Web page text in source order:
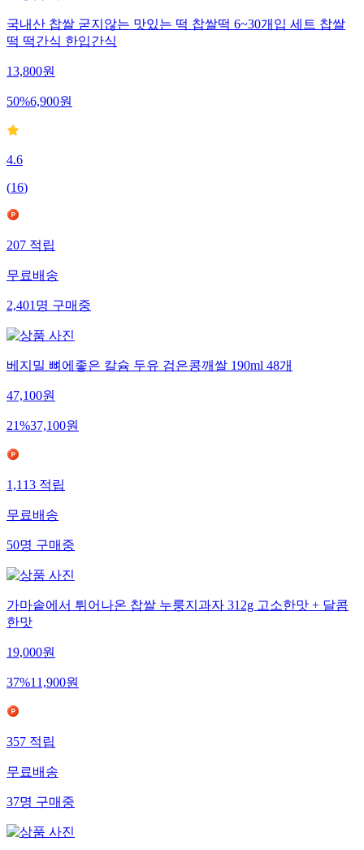
국내산 찹쌀 굳지않는 맛있는 떡 찹쌀떡 6~30개입 세트 찹쌀
떡 떡간식 한입간식
13,800원
50%6,900원
4.6
(16)
207적립
무료배송
2,401명구매중
베지밀 뼈에좋은 칼슘 두유 검은콩깨쌀 190ml 48개
47,100원
21%37,100원
1,113적립
무료배송
50명구매중
가마솥에서 튀어나온 찹쌀 누룽지과자 312g 고소한맛 + 달콤
한맛
19,000원
37%11,900원
357적립
무료배송
37명구매중